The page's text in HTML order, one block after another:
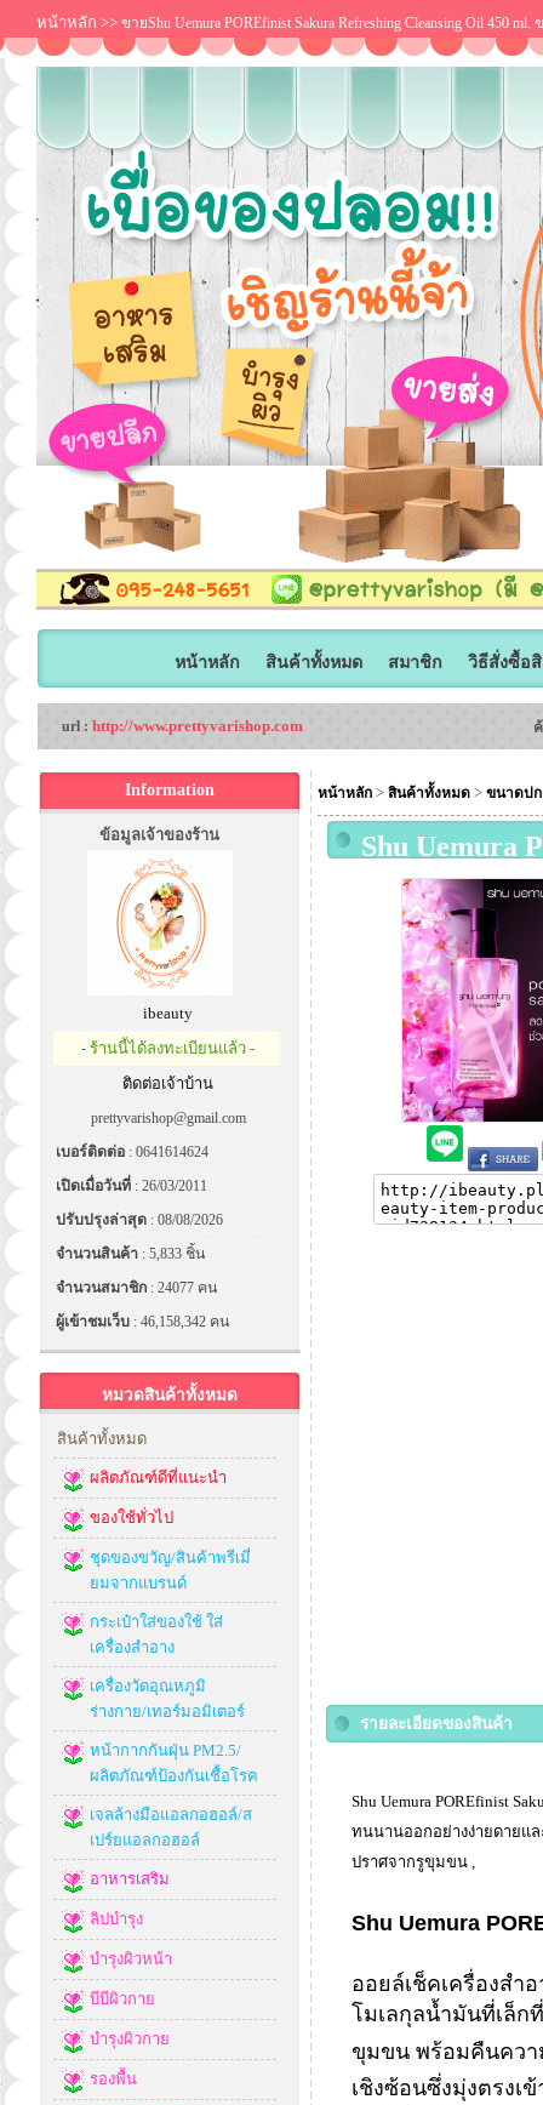
หน้าหลัก >> ขายShu Uemura POREfinist Sakura Refreshing Cleansing Oil
หน้าหลัก สินค้าทั้งหมด สมาชิก วิธีสั่งซื้อ
url : http://www.prettyvarishop.com
Information
ข้อมูลเจ้าของร้าน
ibeauty
- ร้านนี้ได้ลงทะเบียนแล้ว -
ติดต่อเจ้าบ้าน
prettyvarishop@gmail.com
เบอร์ติดต่อ : 0641614624
เปิดเมื่อวันที่ : 26/03/2011
ปรับปรุงล่าสุด : 08/08/2026
จำนวนสินค้า : 5,833 ชิ้น
จำนวนสมาชิก : 24077 คน
ผู้เข้าชมเว็บ : 46,158,342 คน
หมวดสินค้าทั้งหมด
สินค้าทั้งหมด
ผลิตภัณฑ์ดีที่แนะนำ
ของใช้ทั่วไป
ชุดของขวัญ/สินค้าพรีเมี่
ยมจากแบรนด์
กระเป๋าใส่ของใช้ ใส่
เครื่องสำอาง
เครื่องวัดอุณหภูมิ
ร่างกาย/เทอร์มอมิเตอร์
หน้ากากกันฝุ่น PM2.5/
ผลิตภัณฑ์ป้องกันเชื้อโรค
เจลล้างมือแอลกอฮอล์/ส
เปร์ยแอลกอฮอล์
อาหารเสริม
ลิปบำรุง
บำรุงผิวหน้า
บีบีผิวกาย
บำรุงผิวกาย
รองพื้น
หน้าหลัก > สินค้าทั้งหมด > ขนาดป
Shu Uemura
ขวดสีชมพู อ
อย่างง่ายดา
ซึมซาบไวแล
รายละเอียดของสินค้า
Shu Uemura POREfinist
ทนนานออกอย่างง่ายดายแ
ปราศจากรูขุมขน ,
Shu Uemura
ออยล์เช็คเครื่องสำ
โมเลกุลน้ำมันที่เล็ก
ขุมขน พร้อมคืนคว
เชิงซ้อนซึ่งมุ่งตรง